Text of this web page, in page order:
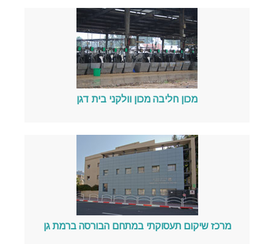
מכון חליבה מכון וולקני בית דגן
מרכז שיקום תעסוקתי במתחם הבורסה ברמת גן